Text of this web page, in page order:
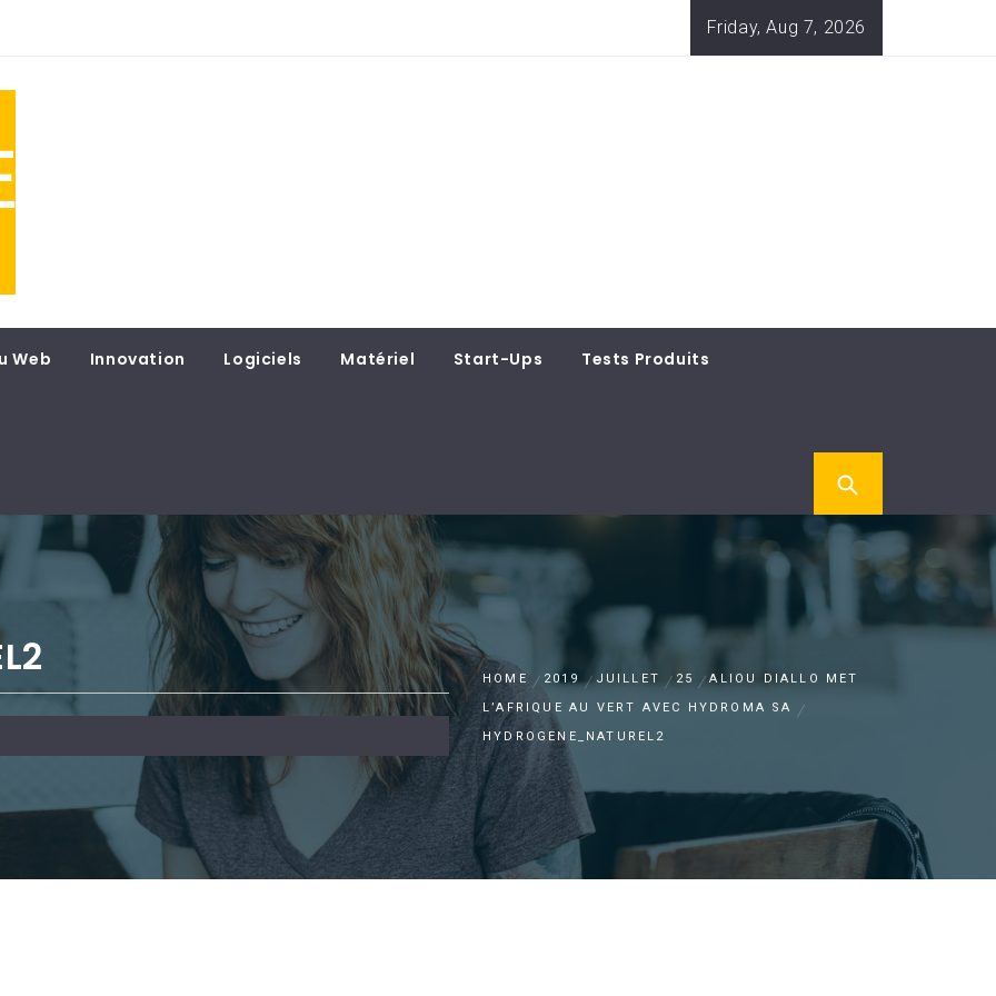
Friday, Aug 7, 2026
Web Innovation Logiciels Matériel Start-Ups Tests Produits
HOME 2019 JUILLET 25
ALIOU DIALLO MET
L’AFRIQUE AU VERT AVEC HYDROMA SA
HYDROGENE_NATUREL2